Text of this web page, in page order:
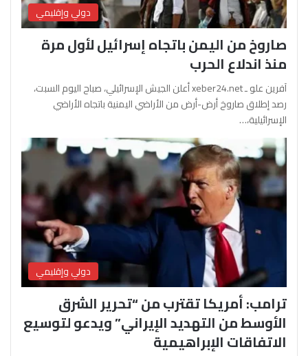
دولي وإقليمي
صاروخ من اليمن باتجاه إسرائيل لأول مرة
منذ اندلاع الحرب
آفرين علو ـ xeber24.net أعلن الجيش الإسرائيلي، صباح اليوم السبت،
رصد إطلاق صاروخ أرض-أرض من الأراضي اليمنية باتجاه الأراضي
الإسرائيلية،…
دولي وإقليمي
ترامب: أمريكا تقترب من “تحرير الشرق
الأوسط من التهديد الإيراني” ويدعو لتوسيع
الاتفاقات الإبراهيمية